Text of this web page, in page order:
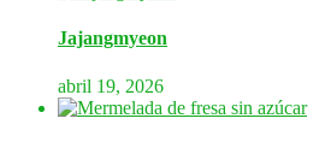
Jajangmyeon
abril 19, 2026